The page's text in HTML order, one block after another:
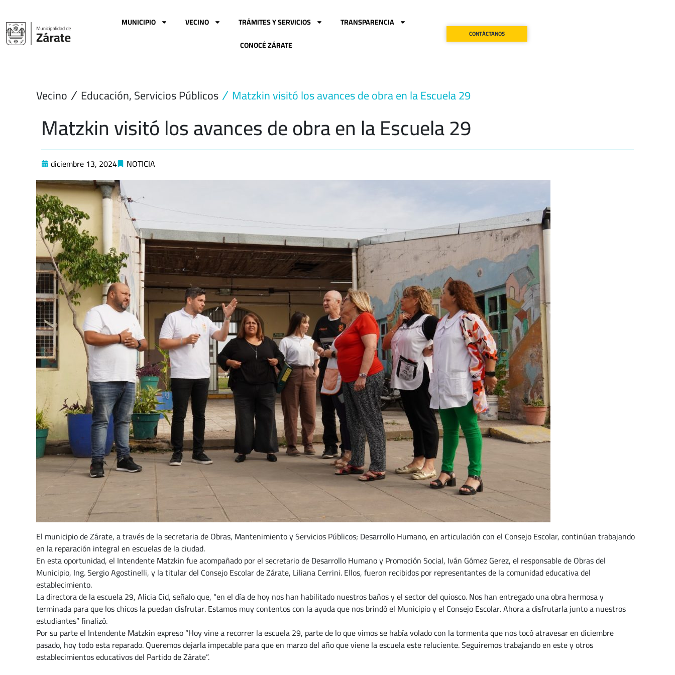
contenido
MUNICIPIO VECINO TRÁMITES Y SERVICIOS
TRANSPARENCIA
CONOCÉ ZÁRATE
CONTÁCTANOS
Vecino Educación,Servicios Públicos Matzkin visitó los avances de obra en la Escuela 29
Matzkin visitó los avances de obra en la Escuela 29
diciembre 13, 2024 NOTICIA
El municipio de Zárate, a través de la secretaria de Obras, Mantenimiento y Servicios Públicos; Desarrollo Humano, en articulación con el Consejo Escolar, continúan trabajando
en la reparación integral en escuelas de la ciudad.
En esta oportunidad, el Intendente Matzkin fue acompañado por el secretario de Desarrollo Humano y Promoción Social, Iván Gómez Gerez, el responsable de Obras del
Municipio, Ing. Sergio Agostinelli, y la titular del Consejo Escolar de Zárate, Liliana Cerrini. Ellos, fueron recibidos por representantes de la comunidad educativa del
establecimiento.
La directora de la escuela 29, Alicia Cid, señalo que, “en el día de hoy nos han habilitado nuestros baños y el sector del quiosco. Nos han entregado una obra hermosa y
terminada para que los chicos la puedan disfrutar. Estamos muy contentos con la ayuda que nos brindó el Municipio y el Consejo Escolar. Ahora a disfrutarla junto a nuestros
estudiantes” finalizó.
Por su parte el Intendente Matzkin expreso “Hoy vine a recorrer la escuela 29, parte de lo que vimos se había volado con la tormenta que nos tocó atravesar en diciembre
pasado, hoy todo esta reparado. Queremos dejarla impecable para que en marzo del año que viene la escuela este reluciente. Seguiremos trabajando en este y otros
establecimientos educativos del Partido de Zárate”.